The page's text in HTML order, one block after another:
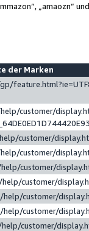
„amaozn“
der Marken
customer/
customer/
customer/
customer/
customer/
customer/
customer/
customer/